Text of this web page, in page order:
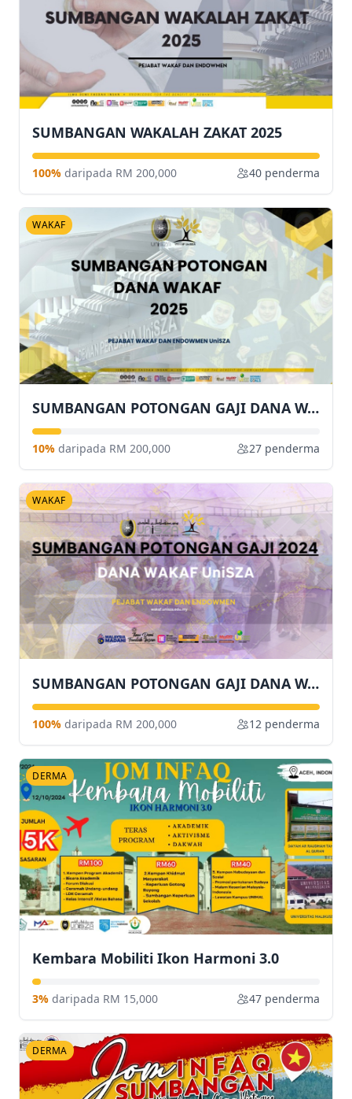
SUMBANGAN WAKALAH ZAKAT 2025
100% daripada RM 200,000 40 penderma
WAKAF
SUMBANGAN POTONGAN GAJI DANA WAKAF UNISZA 2025
10% daripada RM 200,000 27 penderma
WAKAF
SUMBANGAN POTONGAN GAJI DANA WAKAF UNISZA 2024
100% daripada RM 200,000 12 penderma
DERMA
Kembara Mobiliti Ikon Harmoni 3.0
3% daripada RM 15,000 47 penderma
DERMA